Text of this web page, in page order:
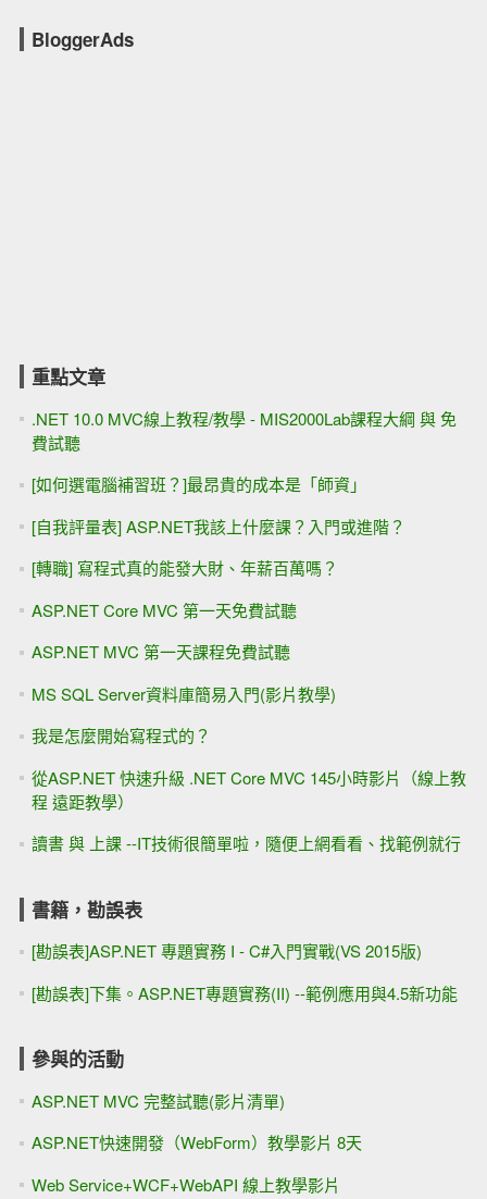
BloggerAds
重點文章
.NET 10.0 MVC線上教程/教學 - MIS2000Lab課程大綱 與 免
費試聽
[如何選電腦補習班？]最昂貴的成本是「師資」
[自我評量表] ASP.NET我該上什麼課？入門或進階？
[轉職] 寫程式真的能發大財、年薪百萬嗎？
ASP.NET Core MVC 第一天免費試聽
ASP.NET MVC 第一天課程免費試聽
MS SQL Server資料庫簡易入門(影片教學)
我是怎麼開始寫程式的？
從ASP.NET 快速升級 .NET Core MVC 145小時影片（線上教
程 遠距教學）
讀書 與 上課 --IT技術很簡單啦，隨便上網看看、找範例就行
書籍，勘誤表
[勘誤表]ASP.NET 專題實務 I - C#入門實戰(VS 2015版)
[勘誤表]下集。ASP.NET專題實務(II) --範例應用與4.5新功能
參與的活動
ASP.NET MVC 完整試聽(影片清單)
ASP.NET快速開發（WebForm）教學影片 8天
Web Service+WCF+WebAPI 線上教學影片